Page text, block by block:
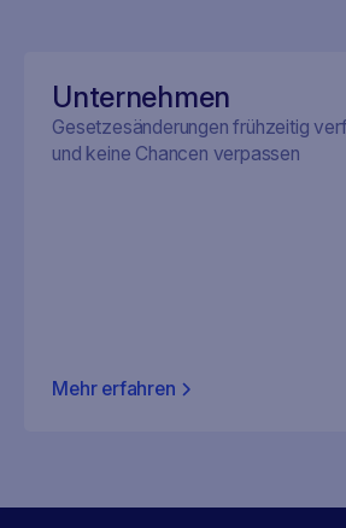
Unternehmen
Gesetzesänderungen frühzeitig
und keine Chancen verpassen
Mehr erfahren